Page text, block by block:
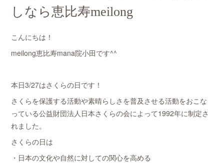
しなら恵比寿meilong
こんにちは！
meilong恵比寿mana院小田です^^
本日3/27はさくらの日です！
さくらを保護する活動や素晴らしさを普及させる活動をおこな
っている公益財団法人日本さくらの会によって1992年に制定さ
れました。
さくらの日は
・日本の文化や自然に対しての関心を高める